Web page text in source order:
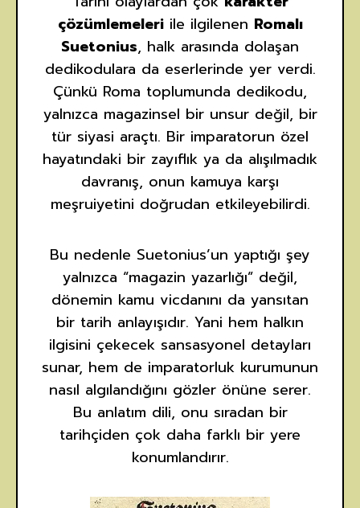
çözümlemeleriile ilgilenen Romalı
Suetonius, halk arasında dolaşan
dedikodulara da eserlerinde yer verdi.
Çünkü Roma toplumunda dedikodu,
yalnızca magazinsel bir unsur değil, bir
tür siyasi araçtı. Bir imparatorun özel
hayatındaki bir zayıflık ya da alışılmadık
davranış, onun kamuya karşı
meşruiyetini doğrudan etkileyebilirdi.
Bu nedenle Suetonius’un yaptığı şey
yalnızca “magazin yazarlığı” değil,
dönemin kamu vicdanını da yansıtan
bir tarih anlayışıdır. Yani hem halkın
ilgisini çekecek sansasyonel detayları
sunar, hem de imparatorluk kurumunun
nasıl algılandığını gözler önüne serer.
Bu anlatım dili, onu sıradan bir
tarihçiden çok daha farklı bir yere
konumlandırır.